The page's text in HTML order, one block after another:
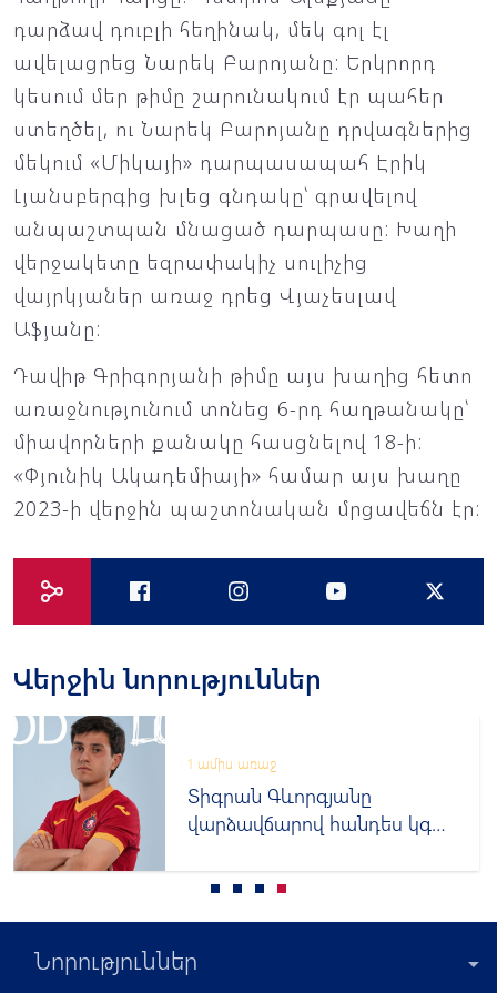
դարձավ դուբլի հեղինակ, մեկ գոլ էլ
ավելացրեց Նարեկ Բարոյանը: Երկրորդ
կեսում մեր թիմը շարունակում էր պահեր
ստեղծել, ու Նարեկ Բարոյանը դրվագներից
մեկում «Միկայի» դարպասապահ Էրիկ
Լյանսբերգից խլեց գնդակը՝ գրավելով
անպաշտպան մնացած դարպասը: Խաղի
վերջակետը եզրափակիչ սուլիչից
վայրկյաներ առաջ դրեց Վյաչեսլավ
Աֆյանը:
Դավիթ Գրիգորյանի թիմը այս խաղից հետո
առաջնությունում տոնեց 6-րդ հաղթանակը՝
միավորների քանակը հասցնելով 18-ի:
«Փյունիկ Ակադեմիայի» համար այս խաղը
2023-ի վերջին պաշտոնական մրցավեճն էր:
Վերջին նորություններ
1 ամիս առաջ
Տիգրան Գևորգյանը
վարձավճարով հանդես կգա
Նորություններ